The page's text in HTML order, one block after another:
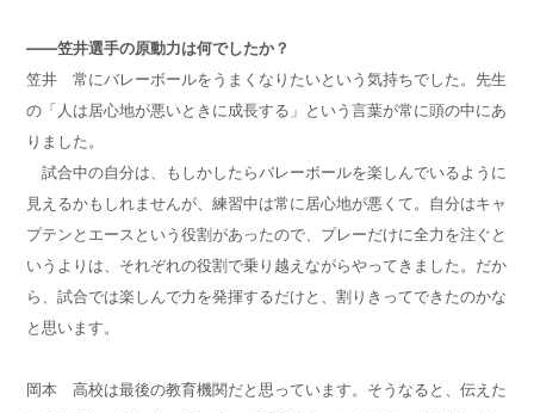
——笠井選手の原動力は何でしたか？
笠井 常にバレーボールをうまくなりたいという気持ちでした。先生
の「人は居心地が悪いときに成長する」という言葉が常に頭の中にあ
りました。
試合中の自分は、もしかしたらバレーボールを楽しんでいるように
見えるかもしれませんが、練習中は常に居心地が悪くて。自分はキャ
プテンとエースという役割があったので、プレーだけに全力を注ぐと
いうよりは、それぞれの役割で乗り越えながらやってきました。だか
ら、試合では楽しんで力を発揮するだけと、割りきってできたのかな
と思います。
岡本 高校は最後の教育機関だと思っています。そうなると、伝えた